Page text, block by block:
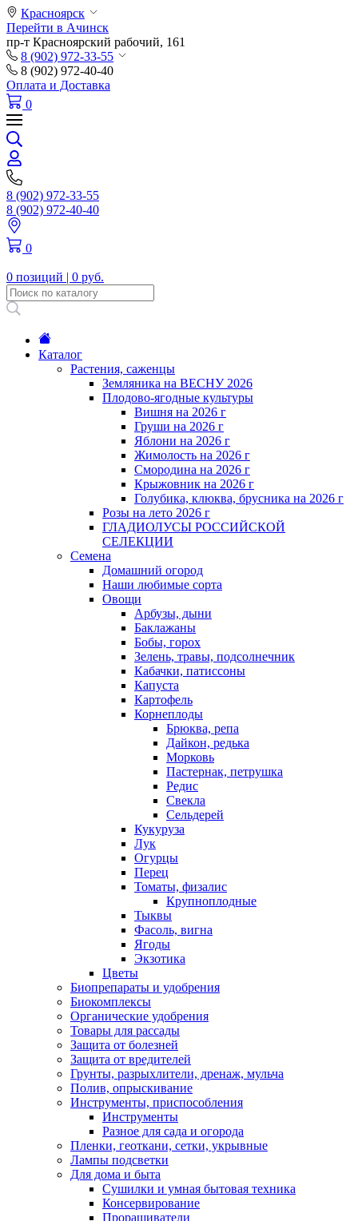
Красноярск
Перейти в Ачинск
пр-т Красноярский рабочий, 161
8 (902) 972-33-55
8 (902) 972-40-40
Оплата и Доставка
0
8 (902) 972-33-55
8 (902) 972-40-40
0
0 позиций | 0 руб.
Каталог
Растения, саженцы
Земляника на ВЕСНУ 2026
Плодово-ягодные культуры
Вишня на 2026 г
Груши на 2026 г
Яблони на 2026 г
Жимолость на 2026 г
Смородина на 2026 г
Крыжовник на 2026 г
Голубика, клюква, брусника на 2026 г
Розы на лето 2026 г
ГЛАДИОЛУСЫ РОССИЙСКОЙ
СЕЛЕКЦИИ
Семена
Домашний огород
Наши любимые сорта
Овощи
Арбузы, дыни
Баклажаны
Бобы, горох
Зелень, травы, подсолнечник
Кабачки, патиссоны
Капуста
Картофель
Корнеплоды
Брюква, репа
Дайкон, редька
Морковь
Пастернак, петрушка
Редис
Свекла
Сельдерей
Кукуруза
Лук
Огурцы
Перец
Томаты, физалис
Крупноплодные
Тыквы
Фасоль, вигна
Ягоды
Экзотика
Цветы
Биопрепараты и удобрения
Биокомплексы
Органические удобрения
Товары для рассады
Защита от болезней
Защита от вредителей
Грунты, разрыхлители, дренаж, мульча
Полив, опрыскивание
Инструменты, приспособления
Инструменты
Разное для сада и огорода
Пленки, геоткани, сетки, укрывные
Лампы подсветки
Для дома и быта
Сушилки и умная бытовая техника
Консервирование
Проращиватели